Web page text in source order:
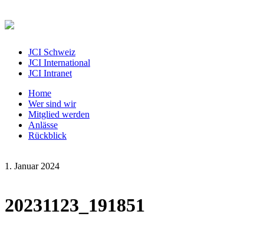
JCI Schweiz
JCI International
JCI Intranet
Home
Wer sind wir
Mitglied werden
Anlässe
Rückblick
1. Januar 2024
20231123_191851